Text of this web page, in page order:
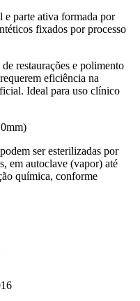
e parte ativa formada por
fixados por processo
restaurações e polimento
eficiência na
Ideal para uso clínico
ser esterilizadas por
em autoclave (vapor) até
química, conforme